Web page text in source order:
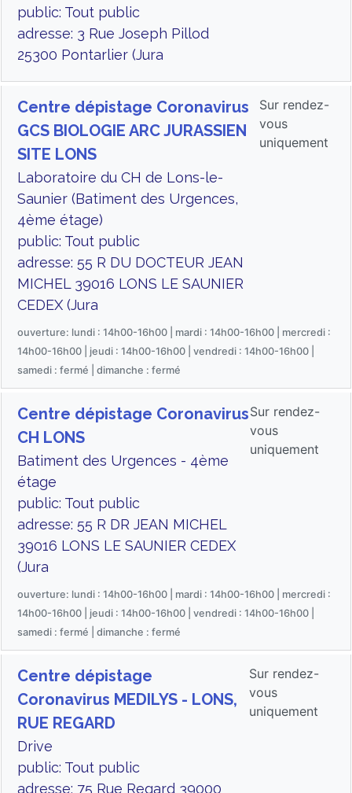
public: Tout public
adresse: 3 Rue Joseph Pillod
25300 Pontarlier (Jura
Centre dépistage Coronavirus
GCS BIOLOGIE ARC JURASSIEN
SITE LONS
Laboratoire du CH de Lons-le-
Saunier (Batiment des Urgences,
4ème étage)
public: Tout public
adresse: 55 R DU DOCTEUR JEAN
MICHEL 39016 LONS LE SAUNIER
CEDEX (Jura
Sur rendez-
vous
uniquement
ouverture: lundi : 14h00-16h00 | mardi : 14h00-16h00 | mercredi :
14h00-16h00 | jeudi : 14h00-16h00 | vendredi : 14h00-16h00 |
samedi : fermé | dimanche : fermé
Centre dépistage Coronavirus
CH LONS
Batiment des Urgences - 4ème
étage
public: Tout public
adresse: 55 R DR JEAN MICHEL
39016 LONS LE SAUNIER CEDEX
(Jura
Sur rendez-
vous
uniquement
ouverture: lundi : 14h00-16h00 | mardi : 14h00-16h00 | mercredi :
14h00-16h00 | jeudi : 14h00-16h00 | vendredi : 14h00-16h00 |
samedi : fermé | dimanche : fermé
Centre dépistage
Coronavirus MEDILYS - LONS,
RUE REGARD
Drive
public: Tout public
adresse: 75 Rue Regard 39000
Sur rendez-
vous
uniquement